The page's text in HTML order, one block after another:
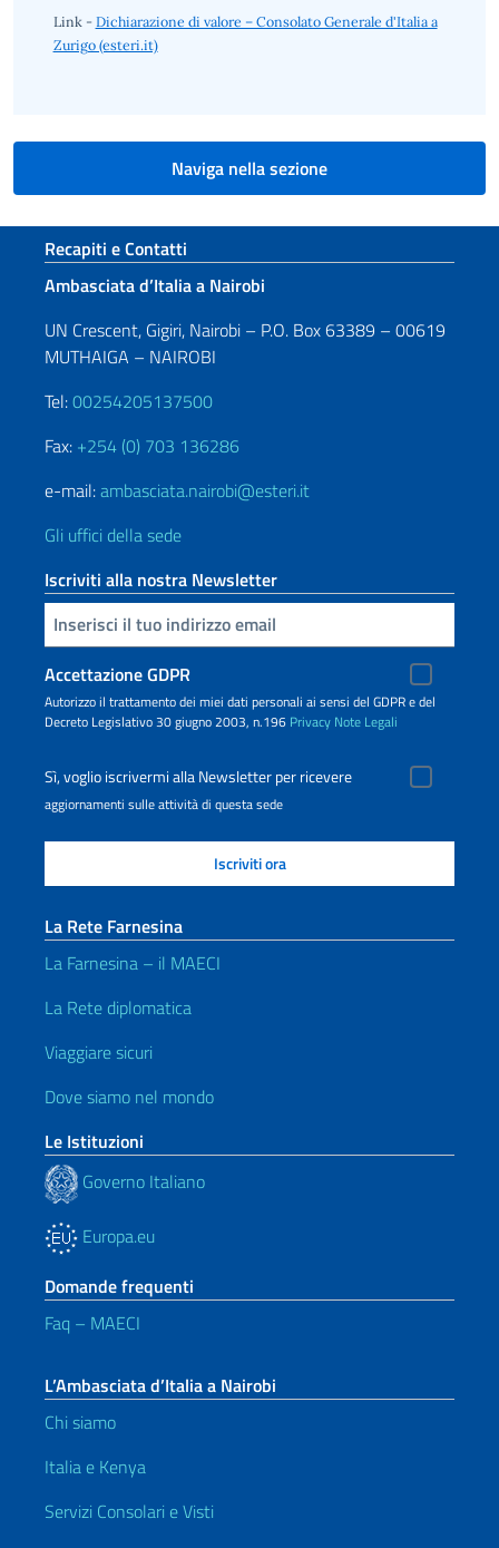
Link - Dichiarazione di valore – Consolato Generale d'Italia a
Zurigo (esteri.it)
Naviga nella sezione
Sezione footer
Recapiti e Contatti
Ambasciata d’Italia a Nairobi
UN Crescent, Gigiri, Nairobi – P.O. Box 63389 – 00619
MUTHAIGA – NAIROBI
Tel:00254205137500
Fax: +254 (0) 703 136286
e-mail:ambasciata.nairobi@esteri.it
Gli uffici della sede
Iscriviti alla nostra Newsletter
Inserisci la tua email
Accettazione GDPR
Autorizzo il trattamento dei miei dati personali ai sensi del GDPR e del
Decreto Legislativo 30 giugno 2003, n.196 Privacy Note Legali
Sì, voglio iscrivermi alla Newsletter per ricevere
aggiornamenti sulle attività di questa sede
La Rete Farnesina
La Farnesina – il MAECI
La Rete diplomatica
Viaggiare sicuri
Dove siamo nel mondo
Le Istituzioni
Governo Italiano
Europa.eu
Domande frequenti
Faq – MAECI
L’Ambasciata d’Italia a Nairobi
Chi siamo
Italia e Kenya
Servizi Consolari e Visti